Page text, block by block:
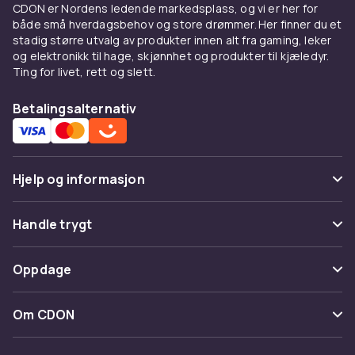
belegg for å unngå riper. Rustfritt stål og
støpejern tåler hard bruk men krever spesiell
rengjøring. Oppbevar kasserollene stablet
med beskyttende underlag for å unngå riper.
og tåler ovntemperaturer dersom du ønsker å
bruke kasserollen i ovnen.
CDON er Nordens ledende markedsplass, og vi er her for
både små hverdagsbehov og store drømmer. Her finner du et
stadig større utvalg av produkter innen alt fra gaming, leker
og elektronikk til hage, skjønnhet og produkter til kjæledyr.
Ting for livet, rett og slett.
Betalingsalternativ
Hjelp og informasjon
Vanlige spørsmål
Spor pakke
Angre & returner her
Kontakt oss
Handle trygt
Betaling
Levering
Oppdage
Kategorier
Varemerker
Om CDON